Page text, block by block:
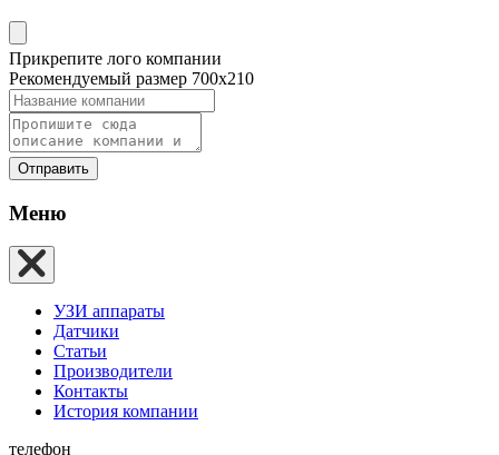
Прикрепите лого компании
Рекомендуемый размер 700х210
Отправить
Меню
УЗИ аппараты
Датчики
Статьи
Производители
Контакты
История компании
телефон